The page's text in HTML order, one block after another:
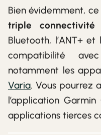
Bien évidemment,
triple connectivité
Bluetooth, l’ANT+ et
compatibilité
notamment les
Varia. Vous pourrez
l’application
applications tierces